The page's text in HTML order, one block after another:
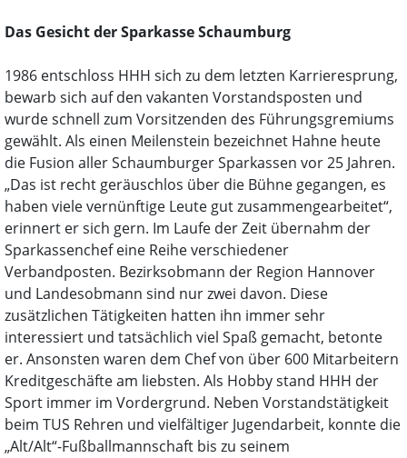
Das Gesicht der Sparkasse Schaumburg
1986 entschloss HHH sich zu dem letzten Karrieresprung,
bewarb sich auf den vakanten Vorstandsposten und
wurde schnell zum Vorsitzenden des Führungsgremiums
gewählt. Als einen Meilenstein bezeichnet Hahne heute
die Fusion aller Schaumburger Sparkassen vor 25 Jahren.
„Das ist recht geräuschlos über die Bühne gegangen, es
haben viele vernünftige Leute gut zusammengearbeitet“,
erinnert er sich gern. Im Laufe der Zeit übernahm der
Sparkassenchef eine Reihe verschiedener
Verbandposten. Bezirksobmann der Region Hannover
und Landesobmann sind nur zwei davon. Diese
zusätzlichen Tätigkeiten hatten ihn immer sehr
interessiert und tatsächlich viel Spaß gemacht, betonte
er. Ansonsten waren dem Chef von über 600 Mitarbeitern
Kreditgeschäfte am liebsten. Als Hobby stand HHH der
Sport immer im Vordergrund. Neben Vorstandstätigkeit
beim TUS Rehren und vielfältiger Jugendarbeit, konnte die
„Alt/Alt“-Fußballmannschaft bis zu seinem